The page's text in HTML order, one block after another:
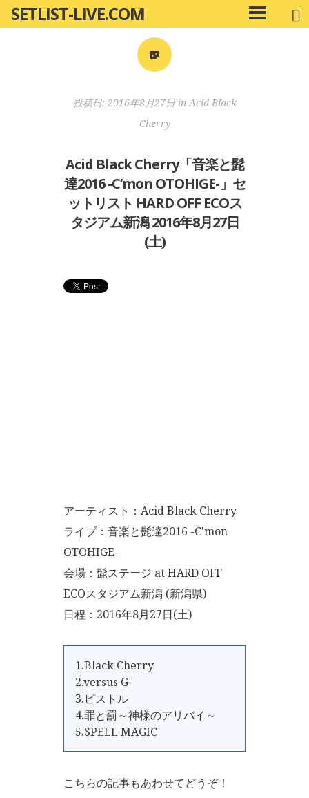
ン
SETLIST-LIVE.COM
メ
イ
投稿日: 2016年8月27日inAcid Black
Cherry
Acid Black Cherry「音楽と髭
達2016 -C’mon OTOHIGE-」セ
ットリスト HARD OFF ECOス
タジアム新潟 2016年8月27日
(土)
アーティスト：Acid Black Cherry
ライブ：音楽と髭達2016 -C'mon
OTOHIGE-
会場：髭ステージ at HARD OFF
ECOスタジアム新潟 (新潟県)
日程：2016年8月27日(土)
1.Black Cherry
2.versus G
3.ピストル
4.罪と罰～神様のアリバイ～
5.SPELL MAGIC
こちらの記事もあわせてどうぞ！